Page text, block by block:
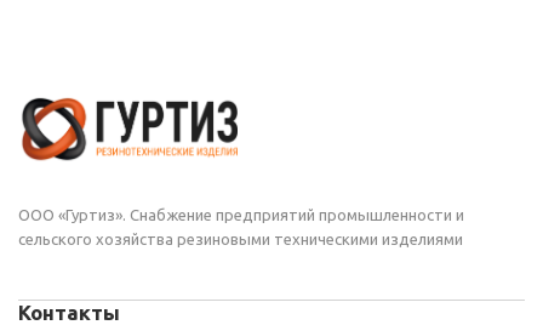
ООО «Гуртиз». Снабжение предприятий промышленности и
сельского хозяйства резиновыми техническими изделиями
Контакты